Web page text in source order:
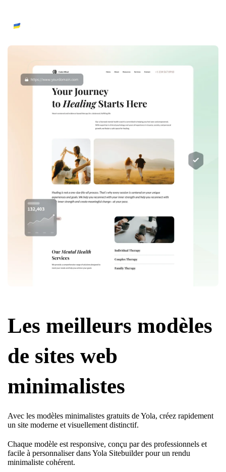
Les meilleurs modèles
de sites web
minimalistes
Avec les modèles minimalistes gratuits de Yola, créez rapidement
un site moderne et visuellement distinctif.
Chaque modèle est responsive, conçu par des professionnels et
facile à personnaliser dans Yola Sitebuilder pour un rendu
minimaliste cohérent.